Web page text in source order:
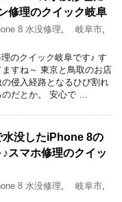
修理のクイック岐阜
8 水没修理, 岐阜市,
のクイック岐阜です♪ す
すね～ 東京と鳥取のお店
侵入経路となるひび割れ
のだとか。 安心で …
没したiPhone 8の
スマホ修理のクイッ
8 水没修理, 岐阜市,